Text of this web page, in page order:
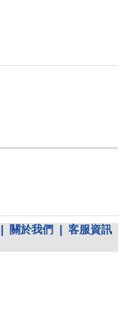
關於我們
客服資訊